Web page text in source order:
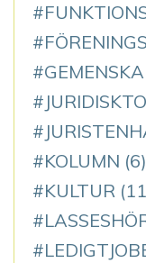
KOLUMN (6)
KULTUR